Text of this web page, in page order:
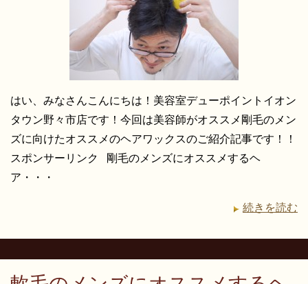
はい、みなさんこんにちは！美容室デューポイントイオン
タウン野々市店です！今回は美容師がオススメ剛毛のメン
ズに向けたオススメのヘアワックスのご紹介記事です！！
スポンサーリンク 剛毛のメンズにオススメするヘ
ア・・・
続きを読む